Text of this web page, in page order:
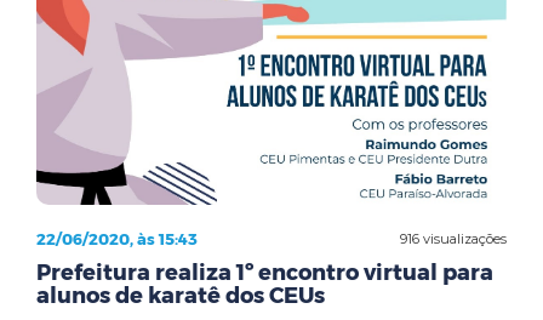
916 visualizações
22/06/2020, às 15:43
Prefeitura realiza 1º encontro virtual para
alunos de karatê dos CEUs